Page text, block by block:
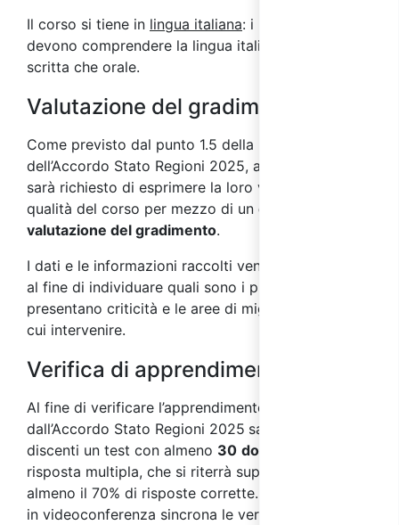
Il corso si tiene in lingua italiana: i partecipanti
devono comprendere la lingua italiana sia in forma
scritta che orale.
Valutazione del gradimento
Come previsto dal punto 1.5 della parte IV
dell’Accordo Stato Regioni 2025, ai partecipanti
sarà richiesto di esprimere la loro valutazione sulla
qualità del corso per mezzo di un questionario di
valutazione del gradimento.
I dati e le informazioni raccolti vengono analizzati
al fine di individuare quali sono i processi che
presentano criticità e le aree di miglioramento su
cui intervenire.
Verifica di apprendimento
Al fine di verificare l’apprendimento, come previsto
dall’Accordo Stato Regioni 2025 sarà sottoposto ai
discenti un test con almeno 30 domande
risposta multipla, che si riterrà superato con
almeno il 70% di risposte corrette. Nei corsi svolti
in videoconferenza sincrona le verifiche di